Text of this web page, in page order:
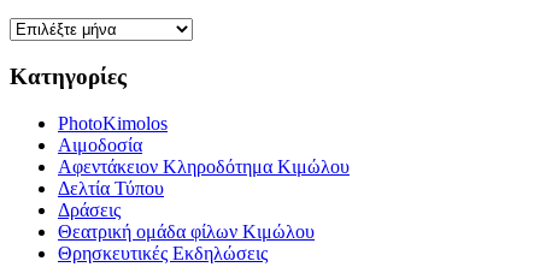
Ιστορικό
Κατηγορίες
PhotoKimolos
Αιμοδοσία
Αφεντάκειον Κληροδότημα Κιμώλου
Δελτία Τύπου
Δράσεις
Θεατρική ομάδα φίλων Κιμώλου
Θρησκευτικές Εκδηλώσεις